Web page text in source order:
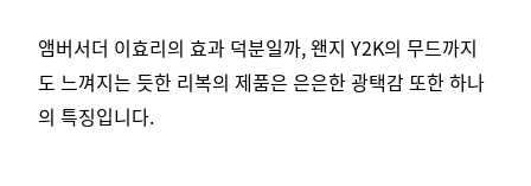
앰버서더 이효리의 효과 덕분일까, 왠지 Y2K의 무드까지
도 느껴지는 듯한 리복의 제품은 은은한 광택감 또한 하나
의 특징입니다.